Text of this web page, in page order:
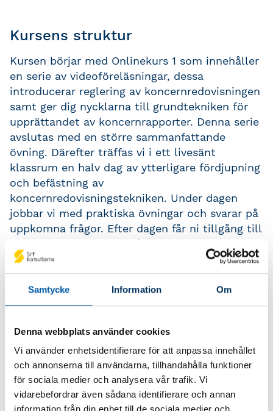
Samtycke Information Om
Denna webbplats använder cookies
Vi använder enhetsidentifierare för att anpassa innehållet
och annonserna till användarna, tillhandahålla funktioner
för sociala medier och analysera vår trafik. Vi
vidarebefordrar även sådana identifierare och annan
Kursens struktur
Kursen börjar med Onlinekurs 1 som innehåller
en serie av videoföreläsningar, dessa
introducerar reglering av koncernredovisningen
samt ger dig nycklarna till grundtekniken för
upprättandet av koncernrapporter. Denna serie
avslutas med en större sammanfattande
övning. Därefter träffas vi i ett livesänt
klassrum en halv dag av ytterligare fördjupning
och befästning av
koncernredovisningstekniken. Under dagen
jobbar vi med praktiska övningar och svarar på
uppkomna frågor. Efter dagen får ni tillgång till
Onlinekurs 2 som innehåller flera delar och
avslutas med en omfattande övning som ni
kommer att jobba med inför sista träffen som
är fysisk. Under den här dagen återkopplar er
kursledare till hemuppgiften och ni genomför
befästa kunskapen och sammanfatta kursen.
Kursmål
Du lär dig att upprätta en koncernredovisning